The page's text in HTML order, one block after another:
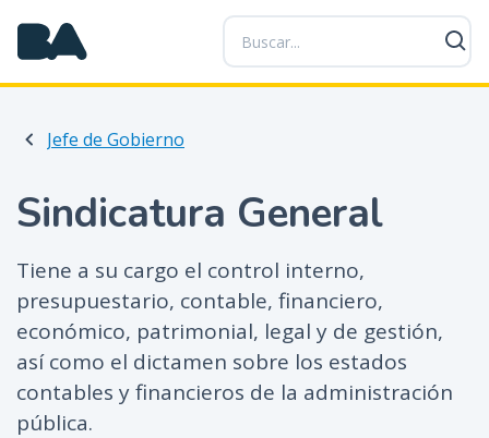
P
a
s
a
c
o
t
e
n
i
o
Jefe de Gobierno
Sindicatura General
Tiene a su cargo el control interno,
presupuestario, contable, financiero,
económico, patrimonial, legal y de gestión,
así como el dictamen sobre los estados
contables y financieros de la administración
pública.